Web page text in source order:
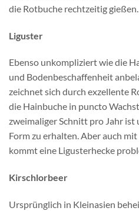
die Rotbuche rechtzeitig gießen.
Liguster
Ebenso unkompliziert wie die
und Bodenbeschaffenheit
zeichnet sich durch exzellente
die Hainbuche in puncto
zweimaliger Schnitt pro Jahr
Form zu erhalten. Aber auch
kommt eine Ligusterhecke
Kirschlorbeer
Ursprünglich in Kleinasien